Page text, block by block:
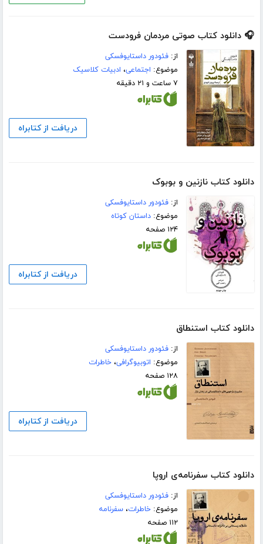
🎧 دانلود کتاب صوتی مردمان فرودست
از:فئودور داستایوفسکی
موضوع: اجتماعی، ادبیات کلاسیک
۷ ساعت و ۲۱ دقیقه
دریافت از کتابراه
دانلود کتاب نازنین و بوبوک
از:فئودور داستایوفسکی
موضوع:داستان کوتاه
۱۲۴ صفحه
دریافت از کتابراه
دانلود کتاب استنطاق
از:فئودور داستایوفسکی
موضوع: اتوبیوگرافی،خاطرات
۱۲۸ صفحه
دریافت از کتابراه
دانلود کتاب سفرنامه‌ی اروپا
از:فئودور داستایوفسکی
موضوع:خاطرات،سفرنامه
۱۱۲ صفحه